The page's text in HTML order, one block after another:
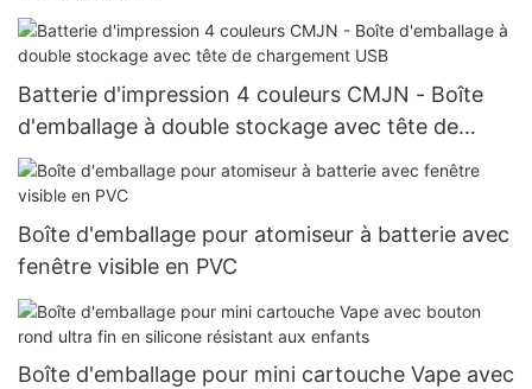
Batterie d'impression 4 couleurs CMJN - Boîte
d'emballage à double stockage avec tête de
chargement USB
Boîte d'emballage pour atomiseur à batterie avec
fenêtre visible en PVC
Boîte d'emballage pour mini cartouche Vape avec